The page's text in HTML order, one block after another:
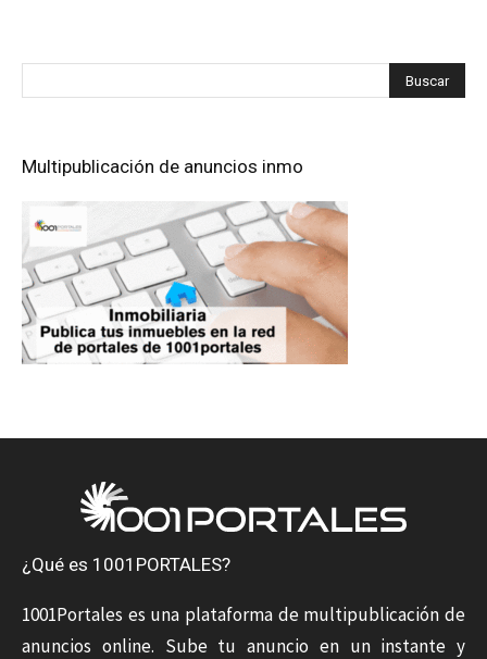
Multipublicación de anuncios inmo
¿Qué es 1001PORTALES?
1001Portales es una plataforma de multipublicación de
anuncios online. Sube tu anuncio en un instante y